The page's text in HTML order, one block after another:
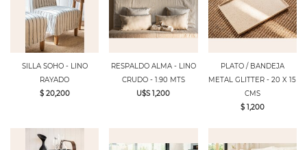
SILLA SOHO - LINO
RAYADO
$ 20,200
RESPALDO ALMA - LINO
CRUDO - 1.90 MTS
U$S 1,200
PLATO / BANDEJA
METAL GLITTER - 20 X 15
CMS
$ 1,200